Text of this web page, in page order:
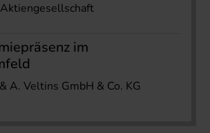
im
A. Veltins GmbH & Co. KG